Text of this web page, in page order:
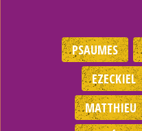
PSAUMES
EZECKIEL
MATTHIEU